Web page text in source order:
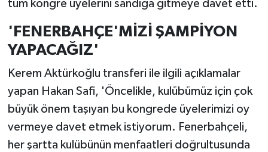
tüm kongre üyelerini sandığa gitmeye davet etti.
'FENERBAHÇE'MİZİ ŞAMPİYON
YAPACAĞIZ'
Kerem Aktürkoğlu transferi ile ilgili açıklamalar
yapan Hakan Safi, 'Öncelikle, kulübümüz için çok
büyük önem taşıyan bu kongrede üyelerimizi oy
vermeye davet etmek istiyorum. Fenerbahçeli,
her şartta kulübünün menfaatleri doğrultusunda